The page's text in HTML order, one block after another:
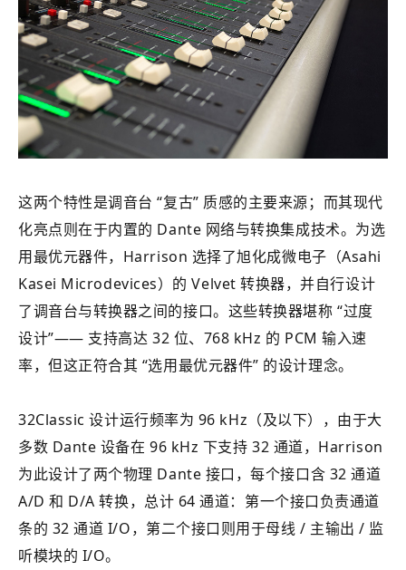
这两个特性是调音台 “复古” 质感的主要来源；而其现代
化亮点则在于内置的 Dante 网络与转换集成技术。为选
用最优元器件，Harrison 选择了旭化成微电子（Asahi
Kasei Microdevices）的 Velvet 转换器，并自行设计
了调音台与转换器之间的接口。这些转换器堪称 “过度
设计”—— 支持高达 32 位、768 kHz 的 PCM 输入速
率，但这正符合其 “选用最优元器件” 的设计理念。
32Classic 设计运行频率为 96 kHz（及以下），由于大
多数 Dante 设备在 96 kHz 下支持 32 通道，Harrison
为此设计了两个物理 Dante 接口，每个接口含 32 通道
A/D 和 D/A 转换，总计 64 通道：第一个接口负责通道
条的 32 通道 I/O，第二个接口则用于母线 / 主输出 / 监
听模块的 I/O。